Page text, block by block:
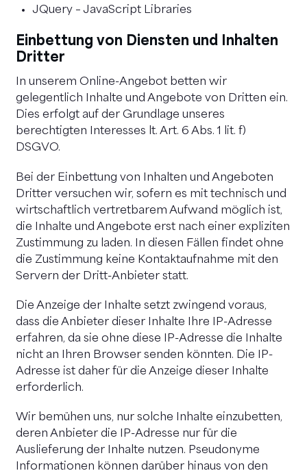
JQuery – JavaScript Libraries
Einbettung von Diensten und Inhalten
Dritter
In unserem Online-Angebot betten wir
gelegentlich Inhalte und Angebote von Dritten ein.
Dies erfolgt auf der Grundlage unseres
berechtigten Interesses lt. Art. 6 Abs. 1 lit. f)
DSGVO.
Bei der Einbettung von Inhalten und Angeboten
Dritter versuchen wir, sofern es mit technisch und
wirtschaftlich vertretbarem Aufwand möglich ist,
die Inhalte und Angebote erst nach einer expliziten
Zustimmung zu laden. In diesen Fällen findet ohne
die Zustimmung keine Kontaktaufnahme mit den
Servern der Dritt-Anbieter statt.
Die Anzeige der Inhalte setzt zwingend voraus,
dass die Anbieter dieser Inhalte Ihre IP-Adresse
erfahren, da sie ohne diese IP-Adresse die Inhalte
nicht an Ihren Browser senden könnten. Die IP-
Adresse ist daher für die Anzeige dieser Inhalte
erforderlich.
Wir bemühen uns, nur solche Inhalte einzubetten,
deren Anbieter die IP-Adresse nur für die
Auslieferung der Inhalte nutzen. Pseudonyme
Informationen können darüber hinaus von den